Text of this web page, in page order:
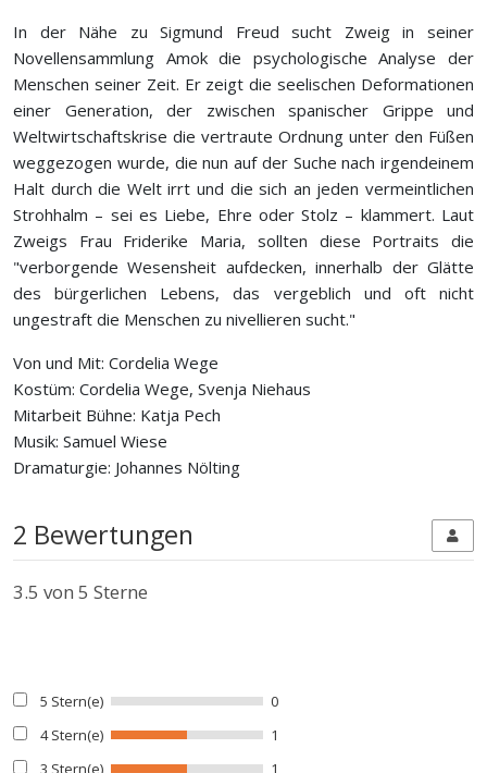
In der Nähe zu Sigmund Freud sucht Zweig in seiner
Novellensammlung Amok die psychologische Analyse der
Menschen seiner Zeit. Er zeigt die seelischen Deformationen
einer Generation, der zwischen spanischer Grippe und
Weltwirtschaftskrise die vertraute Ordnung unter den Füßen
weggezogen wurde, die nun auf der Suche nach irgendeinem
Halt durch die Welt irrt und die sich an jeden vermeintlichen
Strohhalm – sei es Liebe, Ehre oder Stolz – klammert. Laut
Zweigs Frau Friderike Maria, sollten diese Portraits die
"verborgende Wesensheit aufdecken, innerhalb der Glätte
des bürgerlichen Lebens, das vergeblich und oft nicht
ungestraft die Menschen zu nivellieren sucht."
Von und Mit: Cordelia Wege
Kostüm: Cordelia Wege, Svenja Niehaus
Mitarbeit Bühne: Katja Pech
Musik: Samuel Wiese
Dramaturgie: Johannes Nölting
2 Bewertungen
3.5 von 5 Sterne
5 Stern(e)
0
4 Stern(e)
1
3 Stern(e)
1